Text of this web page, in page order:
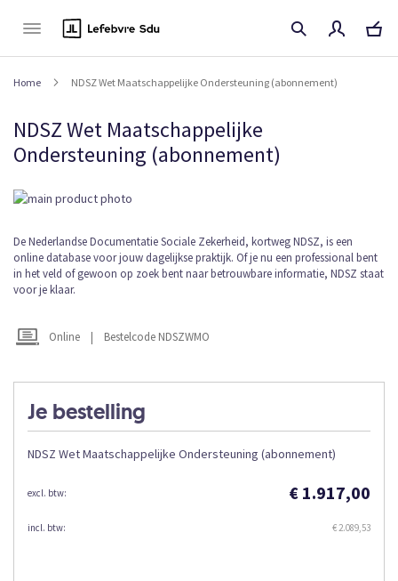
Home NDSZ Wet Maatschappelijke Ondersteuning (abonnement)
NDSZ Wet Maatschappelijke
Ondersteuning (abonnement)
Je bestelling
NDSZ Wet Maatschappelijke Ondersteuning (abonnement)
€ 1.917,00
€ 2.089,53
Ga
het
einde
van
de
Online | Bestelcode NDSZWMO
Ga
naar
het
begin
de
afbeeldingen-
De Nederlandse Documentatie Sociale Zekerheid, kortweg NDSZ, is een
online database voor jouw dagelijkse praktijk. Of je nu een professional bent
in het veld of gewoon op zoek bent naar betrouwbare informatie, NDSZ staat
voor je klaar.